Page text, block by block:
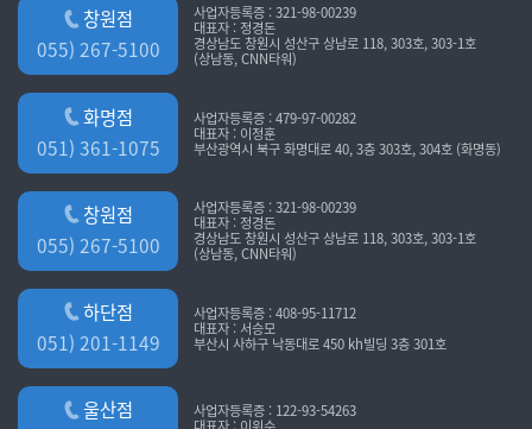
창원점
055) 267-5100
사업자등록증 : 321-98-00239
대표자 : 정경돈
경상남도 창원시 성산구 상남로 118, 303호, 303-1호
(상남동, CNN타워)
화명점
051) 361-1075
사업자등록증 : 479-97-00282
대표자 : 이정훈
부산광역시 북구 화명대로 40, 3층 303호, 304호 (화명동)
창원점
055) 267-5100
사업자등록증 : 321-98-00239
대표자 : 정경돈
경상남도 창원시 성산구 상남로 118, 303호, 303-1호
(상남동, CNN타워)
하단점
051) 201-1149
사업자등록증 : 408-95-11712
대표자 : 서승모
부산시 사하구 낙동대로 450 kh빌딩 3층 301호
울산점
사업자등록증 : 122-93-54263